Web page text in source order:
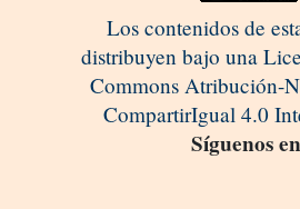
Los contenidos de
distribuyen bajo una
Commons Atribución-
CompartirIgual 4.0
Síguenos